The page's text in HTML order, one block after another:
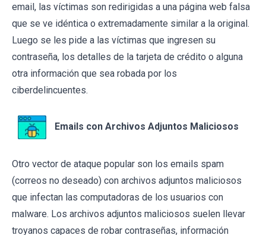
email, las víctimas son redirigidas a una página web falsa
que se ve idéntica o extremadamente similar a la original.
Luego se les pide a las víctimas que ingresen su
contraseña, los detalles de la tarjeta de crédito o alguna
otra información que sea robada por los
ciberdelincuentes.
Emails con Archivos Adjuntos Maliciosos
Otro vector de ataque popular son los emails spam
(correos no deseado) con archivos adjuntos maliciosos
que infectan las computadoras de los usuarios con
malware. Los archivos adjuntos maliciosos suelen llevar
troyanos capaces de robar contraseñas, información